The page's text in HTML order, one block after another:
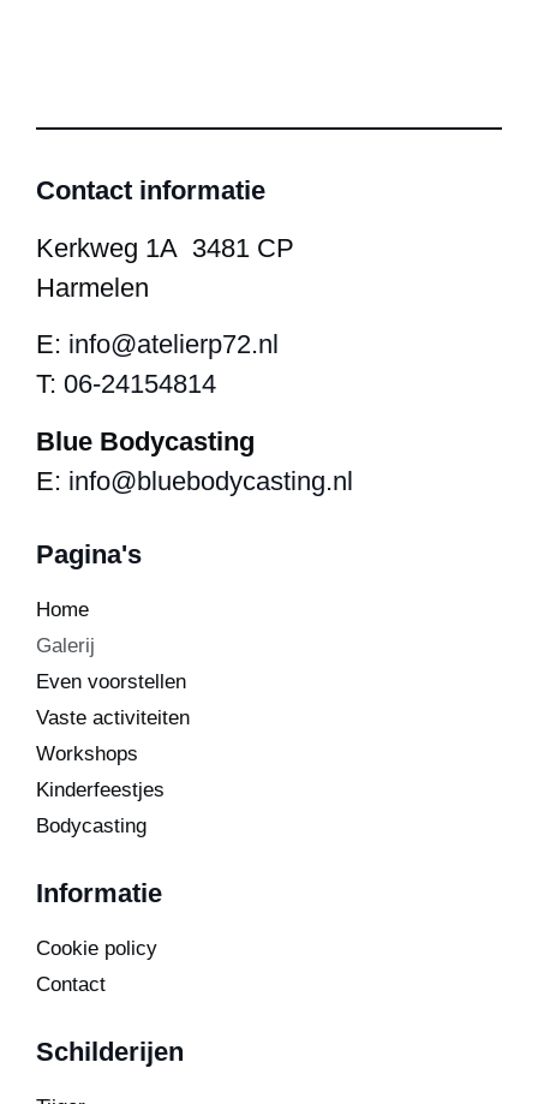
Contact informatie
Kerkweg 1A 3481 CP
Harmelen
E: info@atelierp72.nl
T: 06-24154814
Blue Bodycasting
E: info@bluebodycasting.nl
Pagina's
Home
Galerij
Even voorstellen
Vaste activiteiten
Workshops
Kinderfeestjes
Bodycasting
Informatie
Cookie policy
Contact
Schilderijen